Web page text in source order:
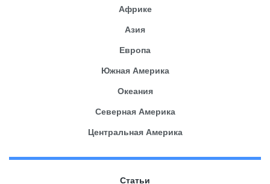
Африке
Азия
Европа
Южная Америка
Океания
Северная Америка
Центральная Америка
Статьи